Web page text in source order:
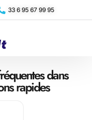
33 6 95 67 99 95
dans
rapides